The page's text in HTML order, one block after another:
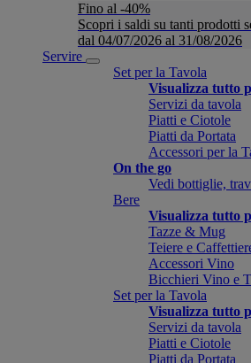
Fino al -40%
Scopri i saldi su tanti prodotti
dal 04/07/2026 al 31/08/2026
Servire
Set per la Tavola
Visualizza tutto
Servizi da tavola
Piatti e Ciotole
Piatti da Portata
Accessori per la
On the go
Vedi bottiglie,
Bere
Visualizza tutto
Tazze & Mug
Teiere e
Accessori Vino
Bicchieri Vino e
Set per la Tavola
Visualizza tutto
Servizi da tavola
Piatti e Ciotole
Piatti da Portata